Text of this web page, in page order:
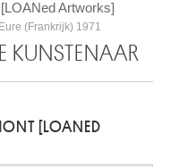
Artworks]
(Frankrijk) 1971
KUNSTENAAR
[LOANED